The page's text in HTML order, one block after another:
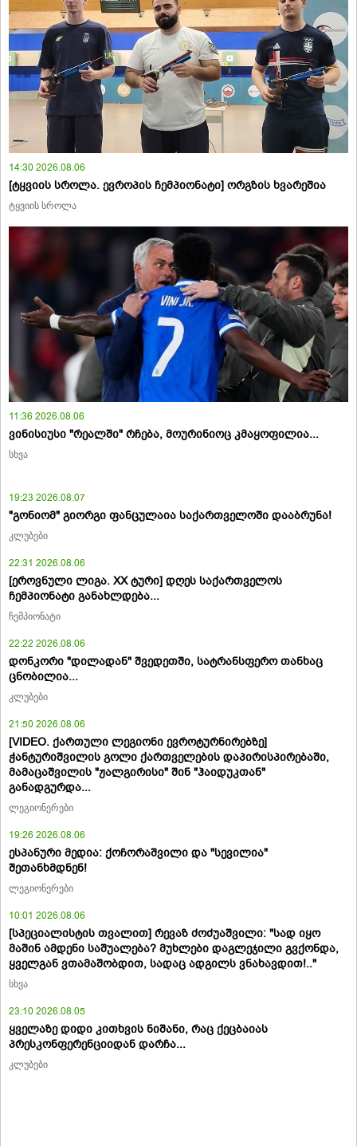
14:30 2026.08.06
[ტყვიის სროლა. ევროპის ჩემპიონატი] ორგზის ხვარეშია
ტყვიის სროლა
11:36 2026.08.06
ვინისიუსი "რეალში" რჩება, მოურინიოც კმაყოფილია...
სხვა
19:23 2026.08.07
"გონიომ" გიორგი ფანცულაია საქართველოში დააბრუნა!
კლუბები
22:31 2026.08.06
[ეროვნული ლიგა. XX ტური] დღეს საქართველოს
ჩემპიონატი განახლდება...
ჩემპიონატი
22:22 2026.08.06
დონკორი "დილადან" შვედეთში, სატრანსფერო თანხაც
ცნობილია...
კლუბები
21:50 2026.08.06
[VIDEO. ქართული ლეგიონი ევროტურნირებზე]
ჭანტურიშვილის გოლი ქართველების დაპირისპირებაში,
მამაცაშვილის "ჟალგირისი" შინ "ჰაიდუკთან"
განადგურდა...
ლეგიონერები
19:26 2026.08.06
ესპანური მედია: ქოჩორაშვილი და "სევილია"
შეთანხმდნენ!
ლეგიონერები
10:01 2026.08.06
[სპეციალისტის თვალით] რევაზ ძოძუაშვილი: "სად იყო
მაშინ ამდენი საშუალება? მუხლები დაგლეჯილი გვქონდა,
ყველგან ვთამაშობდით, სადაც ადგილს ვნახავდით!.."
სხვა
23:10 2026.08.05
ყველაზე დიდი კითხვის ნიშანი, რაც ქეცბაიას
პრესკონფერენციიდან დარჩა...
კლუბები